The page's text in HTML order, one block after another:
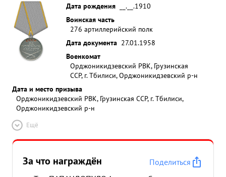
Дата рождения
__.__.1910
Воинская часть
276 артиллерийский полк
Дата документа 27.01.1958
Военкомат
Орджоникидзевский РВК, Грузинская
ССР, г. Тбилиси, Орджоникидзевский р-н
Дата и место призыва
Орджоникидзевский РВК, Грузинская ССР, г. Тбилиси,
Орджоникидзевский р-н
Ещё
За что награждён
Поделиться